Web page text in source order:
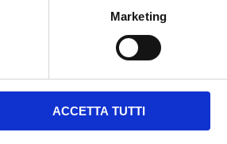
Marketing
ACCETTA TUTTI